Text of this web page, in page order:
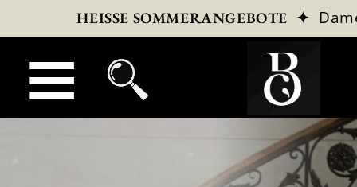
HEISSE SOMMERANGEBOTE ✦